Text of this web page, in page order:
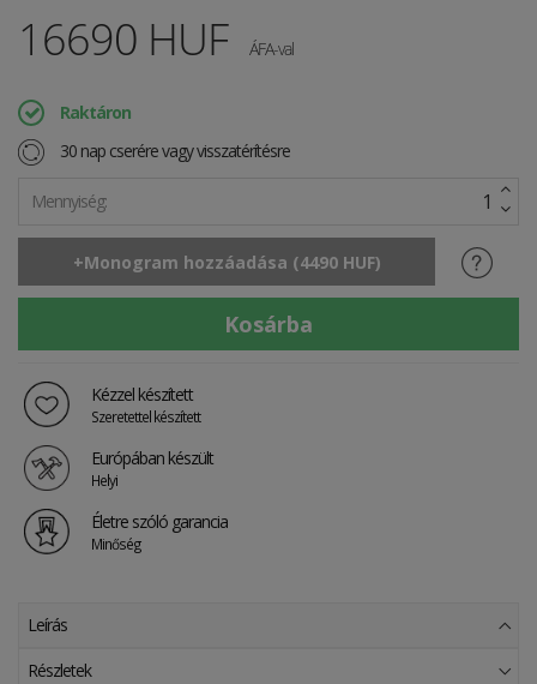
16690 HUF ÁFA-val
Raktáron
30 nap cserére vagy visszatérítésre
Mennyiség:
Kézzel készített
Szeretettel készített
Európában készült
Helyi
Életre szóló garancia
Minőség
Leírás
Részletek